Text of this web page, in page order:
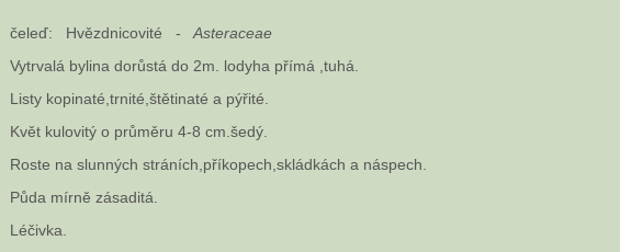
čeleď: Hvězdnicovité -
Asteraceae
Vytrvalá bylina dorůstá do 2m. lodyha přímá ,tuhá.
Listy kopinaté,trnité,štětinaté a pýřité.
Květ kulovitý o průměru 4-8 cm.šedý.
Roste na slunných stráních,příkopech,skládkách a náspech.
Půda mírně zásaditá.
Léčivka.